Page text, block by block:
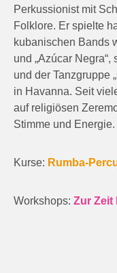
Perkussionist mit
Folklore. Er spielte
kubanischen Bands
und „Azúcar Negra“,
und der Tanzgruppe
in Havanna. Seit
auf religiösen
Stimme und Energie.
Kurse: Rumba-
Workshops: Zur Zeit